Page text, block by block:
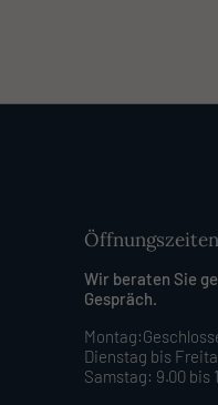
Öffnungszeiten
Wir beraten Sie
Gespräch.
Dienstag bis
Samstag: 9.00 bis